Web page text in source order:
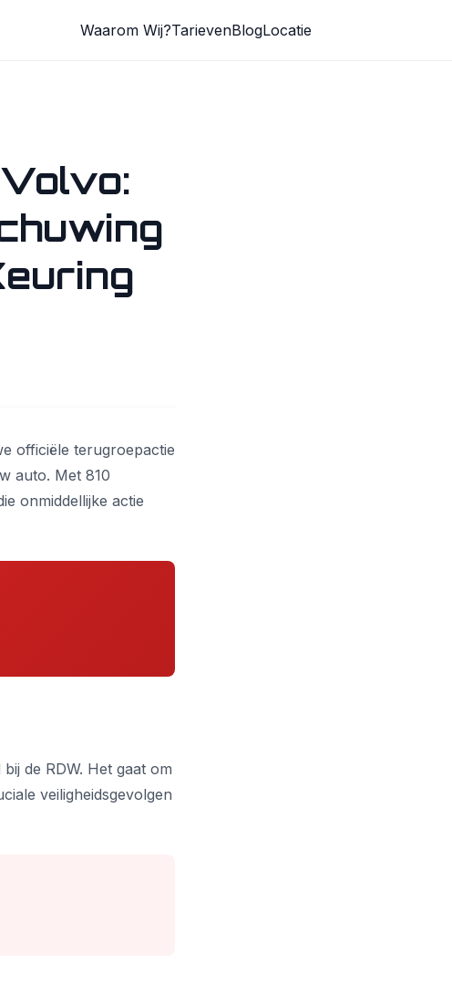
Waarom Wij?TarievenBlogLocatie
officiële terugroepactie
auto. Met 810
onmiddellijke actie
de RDW. Het gaat om
veiligheidsgevolgen